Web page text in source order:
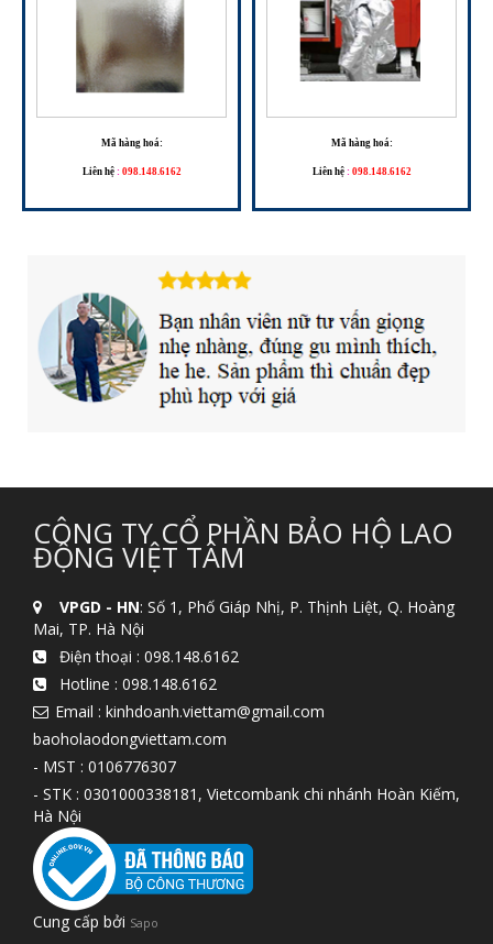
Mã hàng hoá:
Liên hệ : 098.148.6162
Mã hàng hoá:
Liên hệ : 098.148.6162
CÔNG TY CỔ PHẦN BẢO HỘ LAO
ĐỘNG VIỆT TÂM
VPGD - HN: Số 1, Phố Giáp Nhị, P. Thịnh Liệt, Q. Hoàng
Mai, TP. Hà Nội
Điện thoại : 098.148.6162
Hotline : 098.148.6162
Email : kinhdoanh.viettam@gmail.com
baoholaodongviettam.com
- MST : 0106776307
- STK : 0301000338181, Vietcombank chi nhánh Hoàn Kiếm,
Hà Nội
Cung cấp bởi Sapo